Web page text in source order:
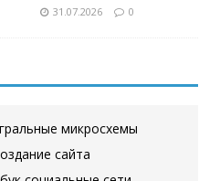
31.07.2026 0